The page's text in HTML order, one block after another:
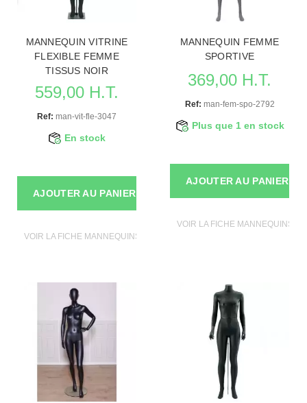
MANNEQUIN VITRINE
FLEXIBLE FEMME
TISSUS NOIR
559,00 H.T.
Ref: man-vit-fle-3047
En stock
AJOUTER AU PANIER
VOIR LA FICHE MANNEQUINS VITRINE
MANNEQUIN FEMME
SPORTIVE
369,00 H.T.
Ref: man-fem-spo-2792
Plus que 1 en stock
AJOUTER AU PANIER
VOIR LA FICHE MANNEQUINS